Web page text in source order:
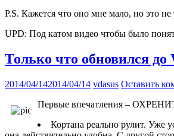
P.S. Кажется что оно мне мало, но это
UPD: Под катом видео чтобы было
Только что обновился
2014/04/142014/04/14 vdasus Оставить
Первые впечатления –
Кортана реально рулит. Уже